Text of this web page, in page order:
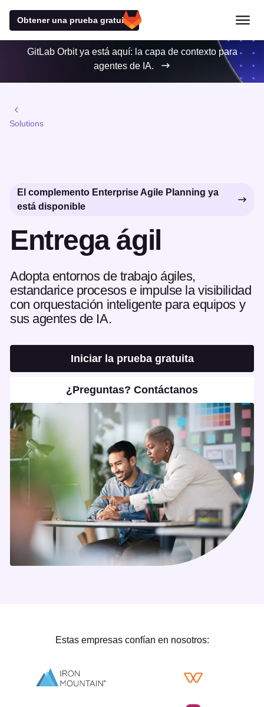
Obtener una prueba gratuita
GitLab Orbit ya está aquí: la capa de contexto para
agentes de IA.
Solutions
El complemento Enterprise Agile Planning ya
está disponible
Entrega ágil
Adopta entornos de trabajo ágiles,
estandarice procesos e impulse la visibilidad
con orquestación inteligente para equipos y
sus agentes de IA.
Iniciar la prueba gratuita
¿Preguntas? Contáctanos
Estas empresas confían en nosotros: